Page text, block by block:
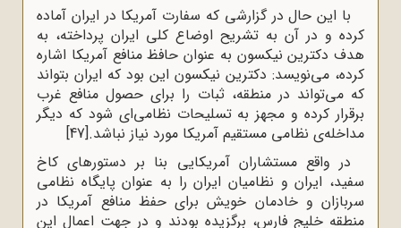
با این حال در گزارشی که سفارت آمریکا در ایران آماده
کرده و در آن به تشریح اوضاع کلی ایران پرداخته، به
هدف دکترین نیکسون به‌ عنوان حافظ منافع آمریکا اشاره‌
کرده، می‌نویسد: دکترین نیکسون این بود که ایران بتواند
که می‌تواند در منطقه، ثبات را برای حصول منافع غرب
برقرار کرده و مجهز به تسلیحات نظامی‌ای شود که دیگر
مداخله‌ی نظامی مستقیم آمریکا مورد نیاز نباشد.[47]
در واقع مستشاران آمریکایی بنا بر دستورهای کاخ
سفید، ایران و نظامیان ایران را به عنوان پایگاه نظامی
سربازان و خادمان خویش برای حفظ منافع آمریکا در
منطقه خلیج فارس، برگزیده بودند و در جهت اعمال این